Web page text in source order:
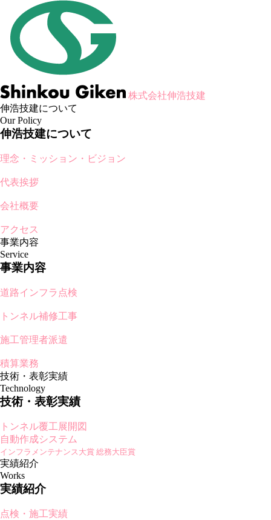
株式会社伸浩技建
伸浩技建について
Our Policy
伸浩技建について
理念・ミッション・ビジョン
代表挨拶
会社概要
アクセス
事業内容
Service
事業内容
道路インフラ点検
トンネル補修工事
施工管理者派遣
積算業務
技術・表彰実績
Technology
技術・表彰実績
トンネル覆工展開図
自動作成システム
インフラメンテナンス大賞 総務大臣賞
実績紹介
Works
実績紹介
点検・施工実績